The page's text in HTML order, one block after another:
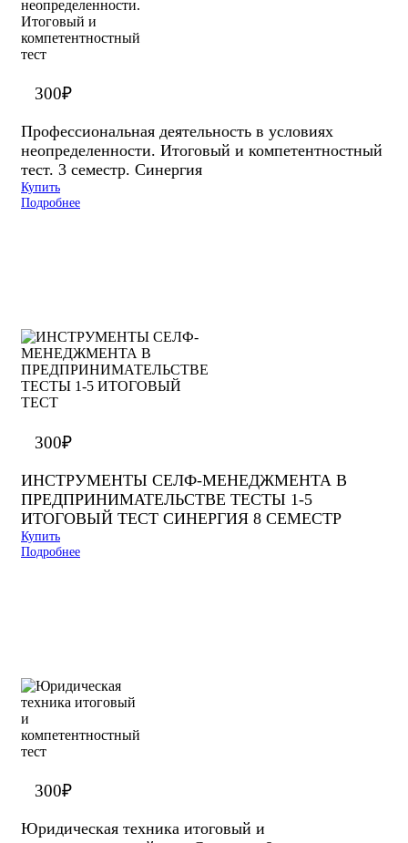
300₽
Профессиональная деятельность в условиях
неопределенности. Итоговый и компетентностный
тест. 3 семестр. Синергия
Купить
Подробнее
300₽
ИНСТРУМЕНТЫ СЕЛФ-МЕНЕДЖМЕНТА В
ПРЕДПРИНИМАТЕЛЬСТВЕ ТЕСТЫ 1-5
ИТОГОВЫЙ ТЕСТ СИНЕРГИЯ 8 СЕМЕСТР
Купить
Подробнее
300₽
Юридическая техника итоговый и